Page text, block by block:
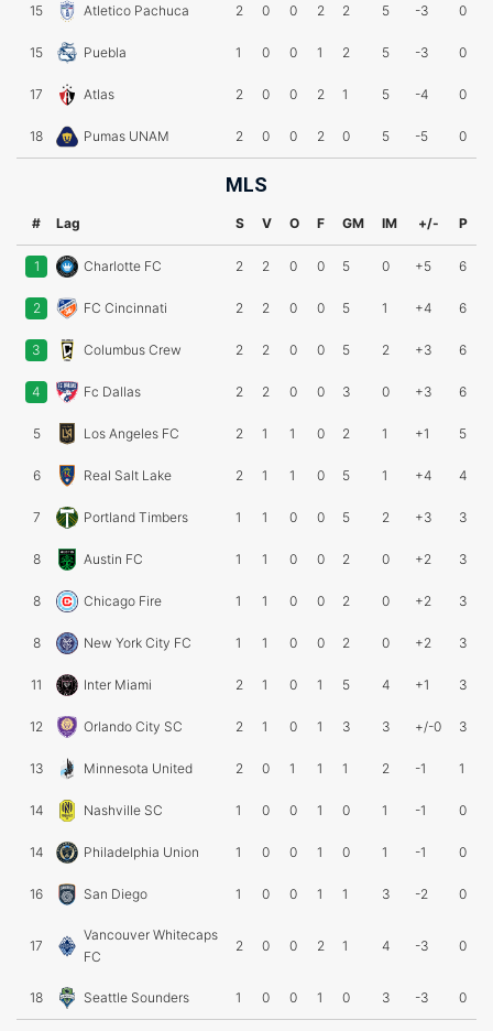
15 Atletico Pachuca 2 0 0 2 2 5 -3 0
15 Puebla 1 0 0 1 2 5 -3 0
17 Atlas 2 0 0 2 1 5 -4 0
18 Pumas UNAM 2 0 0 2 0 5 -5 0
MLS
# Lag S V O F GM IM +/- P
1 Charlotte FC 2 2 0 0 5 0 +5 6
2 FC Cincinnati 2 2 0 0 5 1 +4 6
3 Columbus Crew 2 2 0 0 5 2 +3 6
4 Fc Dallas 2 2 0 0 3 0 +3 6
5 Los Angeles FC 2 1 1 0 2 1 +1 5
6 Real Salt Lake 2 1 1 0 5 1 +4 4
7 Portland Timbers 1 1 0 0 5 2 +3 3
8 Austin FC 1 1 0 0 2 0 +2 3
8 Chicago Fire 1 1 0 0 2 0 +2 3
8 New York City FC 1 1 0 0 2 0 +2 3
11 Inter Miami 2 1 0 1 5 4 +1 3
12 Orlando City SC 2 1 0 1 3 3 +/-0 3
13 Minnesota United 2 0 1 1 1 2 -1 1
14 Nashville SC 1 0 0 1 0 1 -1 0
14 Philadelphia Union 1 0 0 1 0 1 -1 0
16 San Diego 1 0 0 1 1 3 -2 0
17
Vancouver Whitecaps
FC
2 0 0 2 1 4 -3 0
18 Seattle Sounders 1 0 0 1 0 3 -3 0